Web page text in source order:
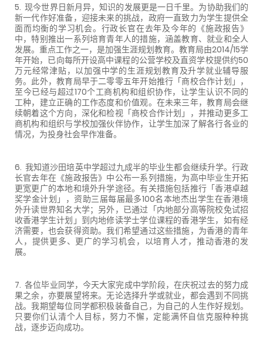
5. 现今世界日新月异，知识的发展更是一日千里。为协助我们的
新一代作好准备，迎接未来的挑战，政府一直致力为学生提供全
面而均衡的学习机会。行政长官在去年及今年的《施政报告》
中，特别推出一系列培育青年人的措施，涵盖教育、就业和全人
发展。重点工作之一，是加强生涯规划教育。教育局由2014/15学
年开始，已向每所开设高中课程的公营学校及直资学校提供约50
万元经常津贴，以加强中学的生涯规划教育及升学就业辅导服
务。此外，教育局早于二零零五年开始推行「商校合作计划」，
至今已经与超过170个工商机构和组织协作，让学生认识不同的
工种，建立正确的工作态度和价值观。在未来三年，教育局会继
续朝着这个方向，深化和检视「商校合作计划」，并推动更多工
商机构和组织与学校加强伙伴协作，让学生加深了解各行各业的
情况，为投身社会早作准备。
6. 我知道沙田培英中学超过九成半的毕业生都会继续升学。行政
长官去年在《施政报告》中公布一系列措施，为高中毕业生开拓
更宽更广的本地和境外升学途径。有关措施包括推行「香港卓越
奖学金计划」，资助三届每届最多100名本地杰出学生在香港境
外升读世界知名大学；另外，已通过「内地部分高等院校免试招
收香港学生计划」到内地修读学士学位课程的香港学生，如有经
济需要，也会获得资助。我们希望通过这些措施，为香港的青年
人，提供更多、更广的学习机会，以培育人才，推动香港的发
展。
7. 各位毕业同学，今天大家完成中学阶段，在庆祝过去的努力成
果之余，亦要展望将来。无论选择升学或就业，都会遇到不同挑
战。我期望每位同学都积极装备自己，为自己的人生作好规划。
只要你们认清个人目标，努力不懈，定能满怀自信克服种种挑
战，逐步迈向成功。